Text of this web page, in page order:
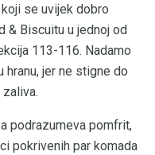
se uvijek dobro
& Biscuitu u jednoj od
113-116. Nadamo
jer ne stigne do
podrazumeva pomfrit,
pokrivenih par komada